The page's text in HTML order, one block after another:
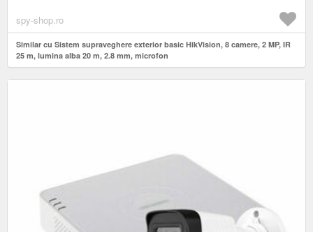
spy-shop.ro
Similar cu Sistem supraveghere exterior basic HikVision, 8 camere, 2 MP, IR
25 m, lumina alba 20 m, 2.8 mm, microfon